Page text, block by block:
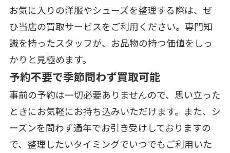
お気に入りの洋服やシューズを整理する際は、ぜ
ひ当店の買取サービスをご利用ください。専門知
識を持ったスタッフが、お品物の持つ価値をしっ
かりと見極めます。
予約不要で季節問わず買取可能
事前の予約は一切必要ありませんので、思い立った
ときにお気軽にお持ち込みいただけます。また、シ
ーズンを問わず通年でお引き受けしておりますの
で、整理したいタイミングでいつでもご利用いた